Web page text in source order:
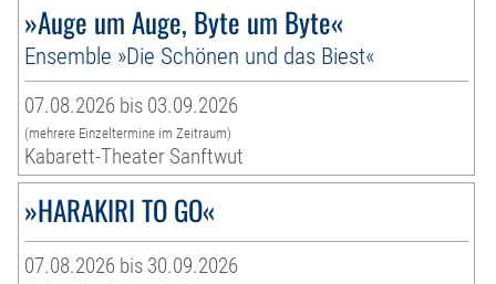
»Auge um Auge, Byte um Byte«
Ensemble »Die Schönen und das Biest«
07.08.2026 bis 03.09.2026
(mehrere Einzeltermine im Zeitraum)
Kabarett-Theater Sanftwut
»HARAKIRI TO GO«
07.08.2026 bis 30.09.2026